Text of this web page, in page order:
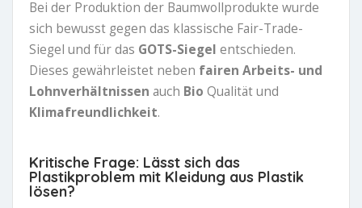
Bei der Produktion der Baumwollprodukte wurde
sich bewusst gegen das klassische Fair-Trade-
Siegel und für das GOTS-Siegel entschieden.
Dieses gewährleistet neben fairen Arbeits- und
Lohnverhältnissen auch Bio Qualität und
Klimafreundlichkeit.
Kritische Frage: Lässt sich das
Plastikproblem mit Kleidung aus Plastik
lösen?